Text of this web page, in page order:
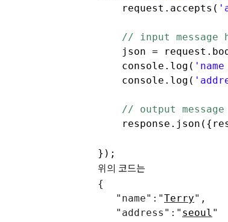
request.accepts(
// input message
json =
console.log(
console.log(
// output message
});
위의 코드는
{
"name":"Terry",
"address":" seoul "